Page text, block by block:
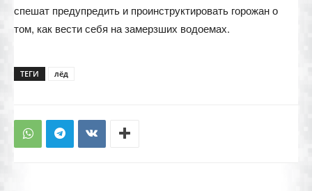
спешат предупредить и проинструктировать горожан о
том, как вести себя на замерзших водоемах.
ТЕГИ лёд